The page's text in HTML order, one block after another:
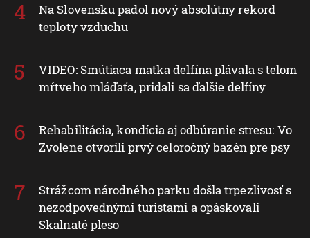
Na Slovensku padol nový absolútny rekord
teploty vzduchu
VIDEO: Smútiaca matka delfína plávala s telom
mŕtveho mláďaťa, pridali sa ďalšie delfíny
Rehabilitácia, kondícia aj odbúranie stresu: Vo
Zvolene otvorili prvý celoročný bazén pre psy
Strážcom národného parku došla trpezlivosť s
nezodpovednými turistami a opáskovali
Skalnaté pleso